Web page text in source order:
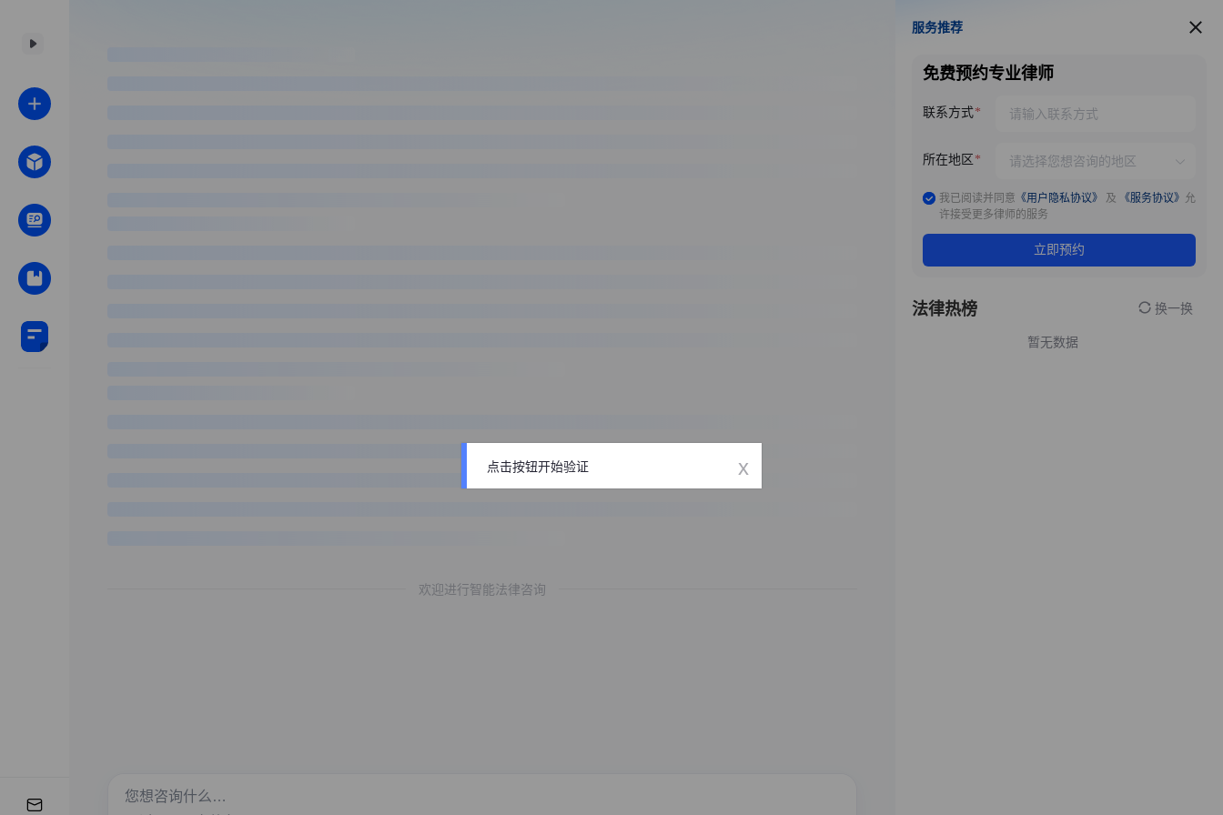
欢迎进行智能法律咨询
服务推荐
服务推荐
免费预约专业律师
联系方式
所在地区
我已阅读并同意 《用户隐私协议》 及 《服务协议》 允
许接受更多律师的服务
立即预约
法律热榜 换一换
暂无数据
点击按钮开始验证 x